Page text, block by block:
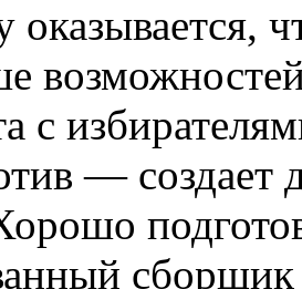
оказывается,
с
— создает